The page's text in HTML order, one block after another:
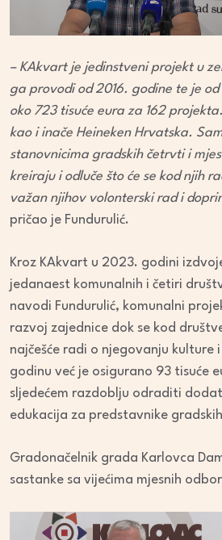
– KAkvart je jedinstveni projekt u
ga provodi od 2016. godine te je
oko 723 tisuće eura za 162
kao i inače Heineken Hrvatska.
stanovnicima gradskih četrvti i
kreiraju i odluče što će se kod njih
važan njihov volonterski rad i
pričao je Fundurulić.
Kroz KAkvart u 2023. godini
jedanaest komunalnih i četiri
navodi Fundurulić, komunalni
razvoj zajednice dok se kod
najčešće radi o njegovanju kulture
godinu već je osigurano 93 tisuće
sljedećem razdoblju odraditi
edukacija za predstavnike
Gradonačelnik grada Karlovca
sastanke sa vijećima mjesnih